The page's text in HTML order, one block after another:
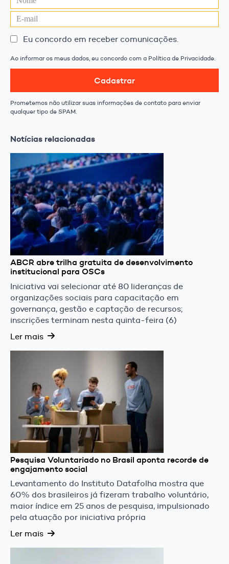
Eu concordo em receber comunicações.
Ao informar os meus dados, eu concordo com a Política de Privacidade.
Cadastrar
Prometemos não utilizar suas informações de contato para enviar
qualquer tipo de SPAM.
Notícias relacionadas
ABCR abre trilha gratuita de desenvolvimento
institucional para OSCs
Iniciativa vai selecionar até 80 lideranças de
organizações sociais para capacitação em
governança, gestão e captação de recursos;
inscrições terminam nesta quinta-feira (6)
Ler mais
Pesquisa Voluntariado no Brasil aponta recorde de
engajamento social
Levantamento do Instituto Datafolha mostra que
60% dos brasileiros já fizeram trabalho voluntário,
maior índice em 25 anos de pesquisa, impulsionado
pela atuação por iniciativa própria
Ler mais